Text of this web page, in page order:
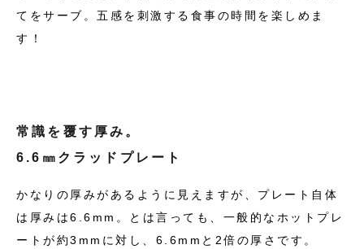
てをサーブ。五感を刺激する食事の時間を楽しめま
す！
常識を覆す厚み。
6.6㎜クラッド プレート
かなりの厚みがあるように見えますが、プレート自体
は厚みは6.6mm。
とは言っても、一般的なホットプレ
ートが約3mmに対し、6.6mmと2倍の厚さです。